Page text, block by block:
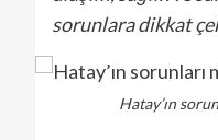
sorunlara dikkat
Hatay’ın